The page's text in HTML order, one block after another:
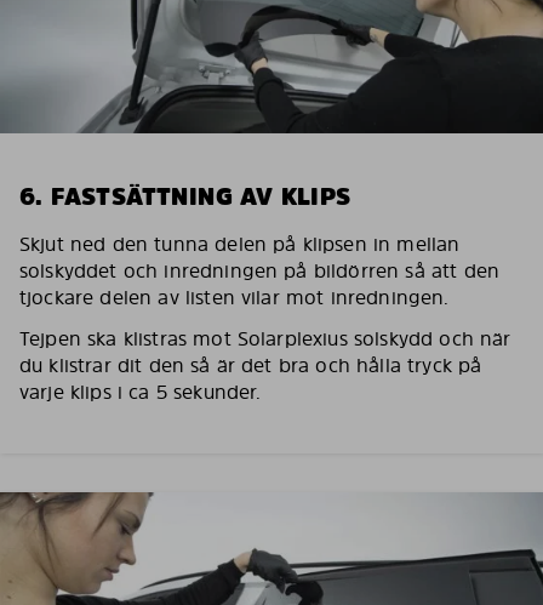
6. FASTSÄTTNING AV KLIPS
Skjut ned den tunna delen på klipsen in mellan
solskyddet och inredningen på bildörren så att den
tjockare delen av listen vilar mot inredningen.
Tejpen ska klistras mot Solarplexius solskydd och när
du klistrar dit den så är det bra och hålla tryck på
varje klips i ca 5 sekunder.